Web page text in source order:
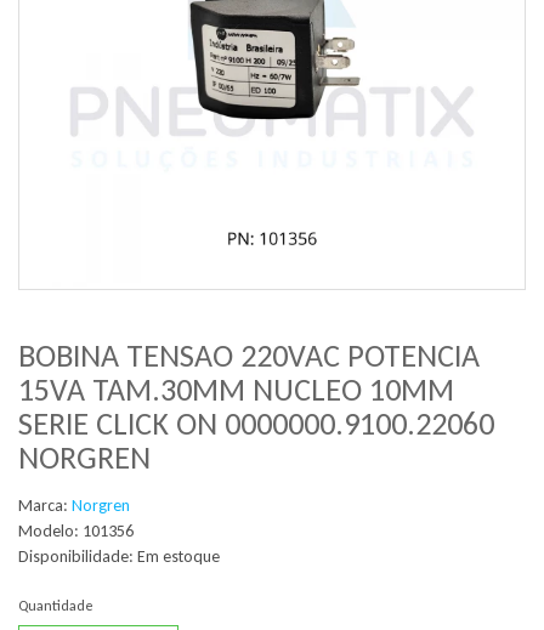
BOBINA TENSAO 220VAC POTENCIA
15VA TAM.30MM NUCLEO 10MM
SERIE CLICK ON 0000000.9100.22060
NORGREN
Marca: Norgren
Modelo: 101356
Disponibilidade: Em estoque
Quantidade